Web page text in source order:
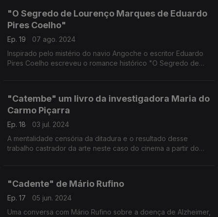
"O Segredo de Lourenço Marques de Eduardo
Pires Coelho"
Ep. 19
07 ago. 2024
Inspirado pelo mistério do navio Angoche o escritor Eduardo
Pires Coelho escreveu o romance histórico "O Segredo de
"Catembe" um livro da investigadora Maria do
Carmo Piçarra
Ep. 18
03 jul. 2024
A mentalidade censória da ditadura e o resultado desse
trabalho castrador da arte neste caso do cinema a partir do
"Cadente" de Mário Rufino
Ep. 17
05 jun. 2024
Uma conversa com Mário Rufino sobre a doença de Alzheimer,